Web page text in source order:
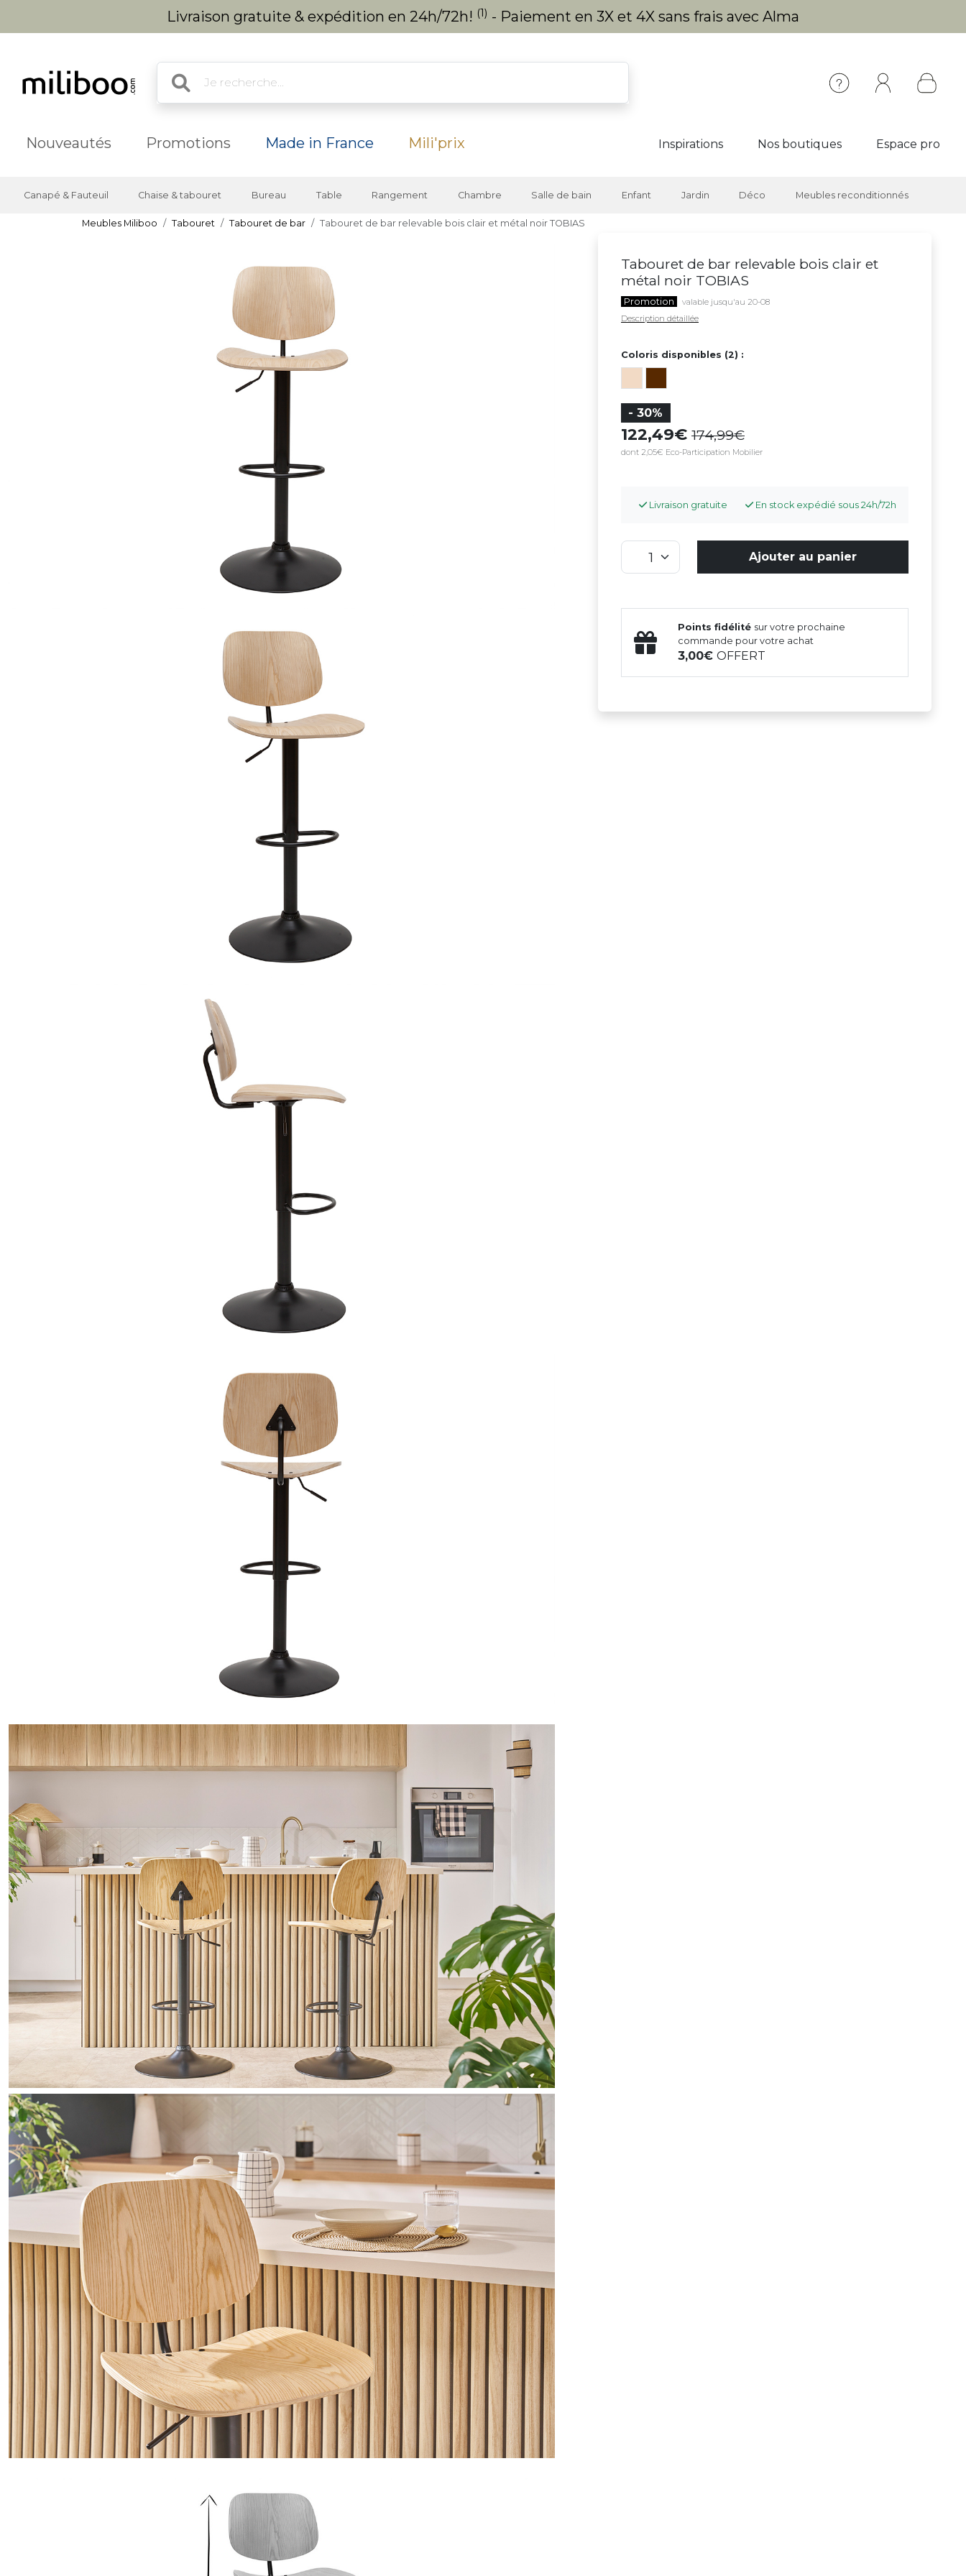
Livraison gratuite & expédition en 24h/72h! (1) - Paiement en 3X et 4X sans frais avec Alma
Nouveautés Promotions Made in France Mili'prix Inspirations Nos boutiques Espace pro
Canapé & Fauteuil Chaise & tabouret Bureau Table Rangement Chambre Salle de bain Enfant Jardin Déco Meubles reconditionnés
Meubles Miliboo Tabouret Tabouret de bar Tabouret de bar relevable bois clair et métal noir TOBIAS
Tabouret de bar relevable bois clair et
métal noir TOBIAS
Promotion
valable jusqu'au 20-08
Description détaillée
Coloris disponibles (2) :
- 30%
122,49 174,99
dont 2,05€ Eco-Participation Mobilier
Livraison gratuite En stock expédié sous 24h/72h
Ajouter au panier
Points fidélité sur votre prochaine
commande pour votre achat
3,00OFFERT